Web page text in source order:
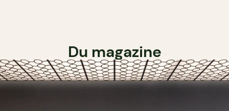
Du magazine